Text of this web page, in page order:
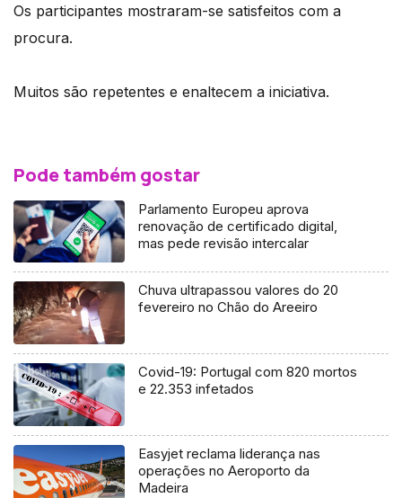
Os participantes mostraram-se satisfeitos com a
procura.
Muitos são repetentes e enaltecem a iniciativa.
Pode também gostar
Parlamento Europeu aprova
renovação de certificado digital,
mas pede revisão intercalar
Chuva ultrapassou valores do 20
fevereiro no Chão do Areeiro
Covid-19: Portugal com 820 mortos
e 22.353 infetados
Easyjet reclama liderança nas
operações no Aeroporto da
Madeira